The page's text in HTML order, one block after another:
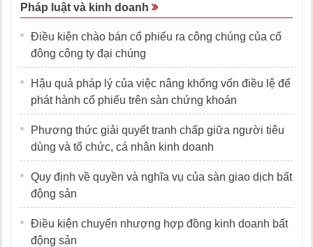
Pháp luật và kinh doanh
Điều kiện chào bán cổ phiếu ra công chúng của cổ
đông công ty đại chúng
Hậu quả pháp lý của việc nâng khống vốn điều lệ để
phát hành cổ phiếu trên sàn chứng khoán
Phương thức giải quyết tranh chấp giữa người tiêu
dùng và tổ chức, cá nhân kinh doanh
Quy định về quyền và nghĩa vụ của sàn giao dịch bất
động sản
Điều kiện chuyển nhượng hợp đồng kinh doanh bất
động sản